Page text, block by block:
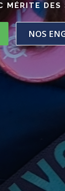
MÉRITE
NOS